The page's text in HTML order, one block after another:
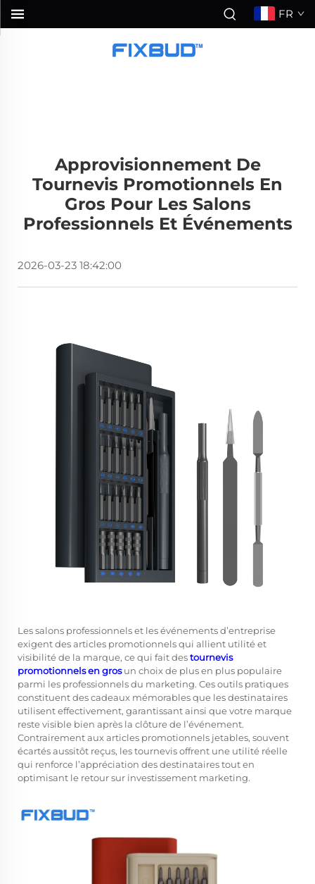
FR
Approvisionnement De
Tournevis Promotionnels En
Gros Pour Les Salons
Professionnels Et Événements
2026-03-23 18:42:00
Les salons professionnels et les événements d’entreprise
exigent des articles promotionnels qui allient utilité et
visibilité de la marque, ce qui fait destournevis
promotionnels en grosun choix de plus en plus populaire
parmi les professionnels du marketing. Ces outils pratiques
constituent des cadeaux mémorables que les destinataires
utilisent effectivement, garantissant ainsi que votre marque
reste visible bien après la clôture de l’événement.
Contrairement aux articles promotionnels jetables, souvent
écartés aussitôt reçus, les tournevis offrent une utilité réelle
qui renforce l’appréciation des destinataires tout en
optimisant le retour sur investissement marketing.